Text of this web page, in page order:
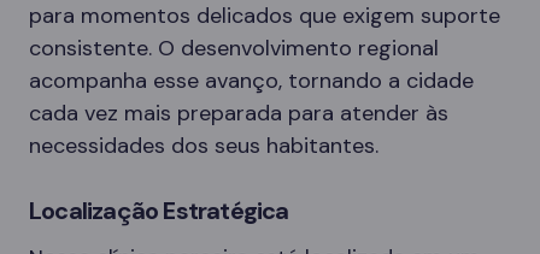
para momentos delicados que exigem suporte
consistente. O desenvolvimento regional
acompanha esse avanço, tornando a cidade
cada vez mais preparada para atender às
necessidades dos seus habitantes.
Localização Estratégica